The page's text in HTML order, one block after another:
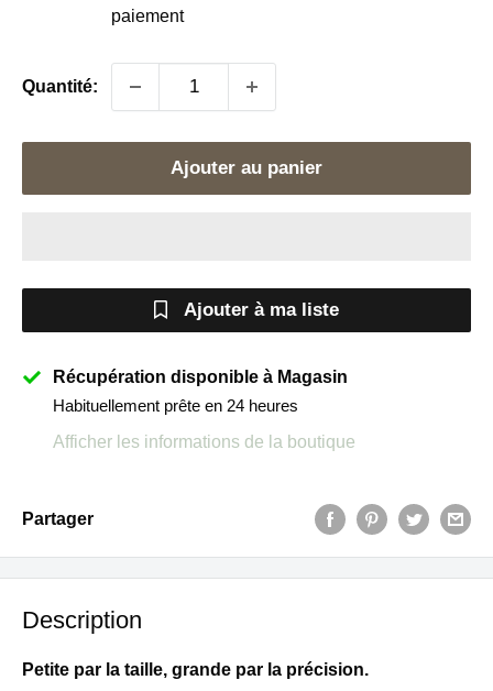
paiement
Quantité:
Ajouter au panier
Ajouter à ma liste
Récupération disponible à Magasin
Habituellement prête en 24 heures
Afficher les informations de la boutique
Partager
Description
Petite par la taille, grande par la précision.